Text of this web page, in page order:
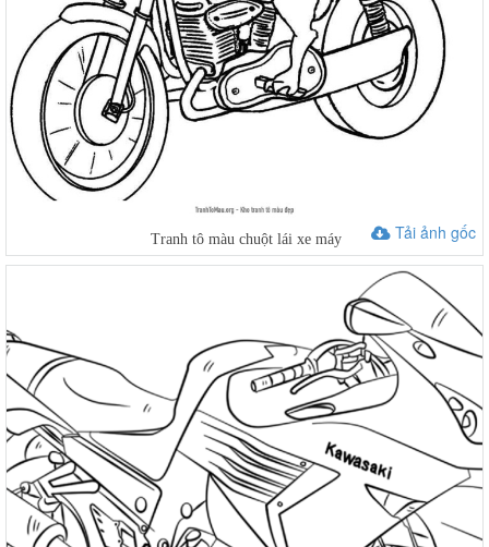
Tải ảnh gốc
Tranh tô màu chuột lái xe máy